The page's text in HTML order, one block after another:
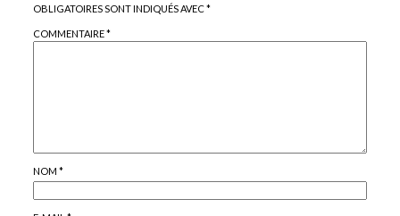
OBLIGATOIRES SONT INDIQUÉS AVEC*
COMMENTAIRE*
NOM *